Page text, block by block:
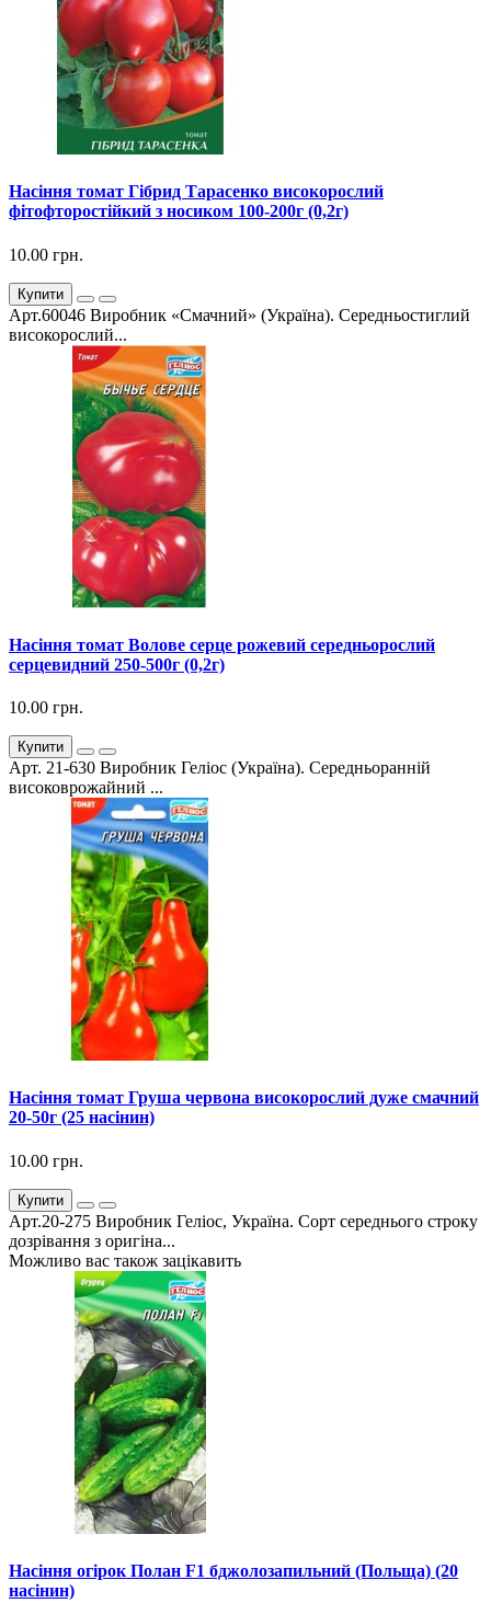
Насіння томат Гібрид Тарасенко високорослий
фітофторостійкий з носиком 100-200г (0,2г)
10.00 грн.
Купити
Арт.60046 Виробник «Смачний» (Україна). Середньостиглий
високорослий...
Насіння томат Волове серце рожевий середньорослий
серцевидний 250-500г (0,2г)
10.00 грн.
Купити
Арт. 21-630 Виробник Геліос (Україна). Середньоранній
високоврожайний ...
Насіння томат Груша червона високорослий дуже смачний
20-50г (25 насінин)
10.00 грн.
Купити
Арт.20-275 Виробник Геліос, Україна. Сорт середнього строку
дозрівання з оригіна...
Можливо вас також зацікавить
Насіння огірок Полан F1 бджолозапильний (Польща) (20
насінин)